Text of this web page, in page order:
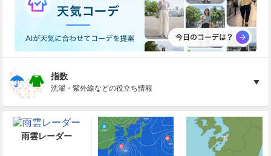
指数
洗濯・紫外線などの役立ち情報
雨雲レーダー